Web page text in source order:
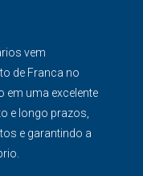
vem
de Franca no
uma excelente
e longo prazos,
e garantindo a